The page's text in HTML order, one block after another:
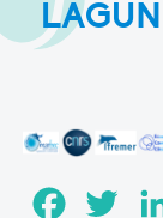
Facebook